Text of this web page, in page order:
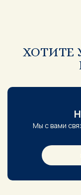
ХОТИТЕ
Мы с вами